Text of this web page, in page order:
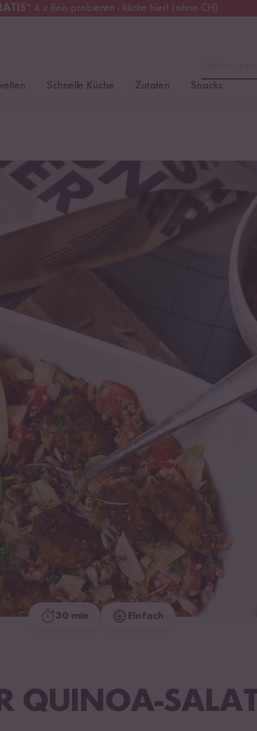
* 4 x Reis probieren - klicke hier! (ohne CH)
Alle Zölle & Steuern inklusive
Schnelle Küche Zutaten Snacks
30 min Einfach
QUINOA-